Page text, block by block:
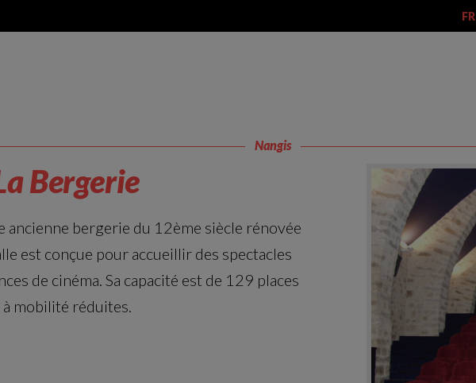
FR
Nangis
Bergerie
ancienne bergerie du 12ème siècle rénovée
est conçue pour accueillir des spectacles
de cinéma. Sa capacité est de 129 places
à mobilité réduites.